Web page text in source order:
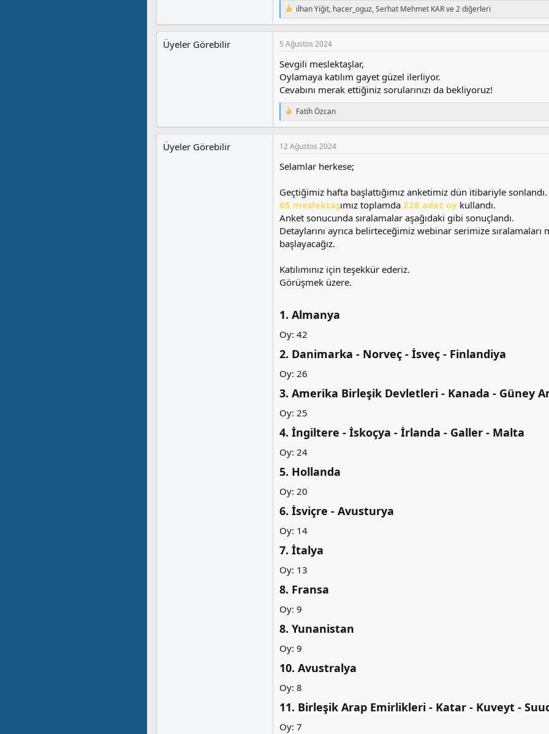
r
:T
e
p
k
i
l
e
r
:
ilhan Yiğit, hacer_oguz,Serhat Mehmet KARve 2 diğerleri
Üyeler Görebilir 5 Ağustos 2024
Sevgili meslektaşlar,
Oylamaya katılım gayet güzel ilerliyor.
Cevabını merak ettiğiniz sorularınızı da bekliyoruz!
T
e
p
k
i
l
:
Fatih Özcan
Üyeler Görebilir 12 Ağustos 2024
Selamlar herkese;
Geçtiğimiz hafta başlattığımız anketimiz dün itibariyle sonlandı.
65 meslektaşımız toplamda 228 adet oy kullandı.
Anket sonucunda sıralamalar aşağıdaki gibi sonuçlandı.
Detaylarını ayrıca belirteceğimiz webinar serimize
başlayacağız.
Katılımınız için teşekkür ederiz.
Görüşmek üzere.
1. Almanya​
Oy: 42
2. Danimarka - Norveç - İsveç - Finlandiya​
Oy: 26
3. Amerika Birleşik Devletleri - Kanada - Güney
Oy: 25
4. İngiltere - İskoçya - İrlanda - Galler - Malta​
Oy: 24
5. Hollanda​
Oy: 20
6. İsviçre - Avusturya​
Oy: 14
7. İtalya​
Oy: 13
8. Fransa​
Oy: 9
8. Yunanistan​
Oy: 9
10. Avustralya​
Oy: 8
11. Birleşik Arap Emirlikleri - Katar - Kuveyt -
Oy: 7